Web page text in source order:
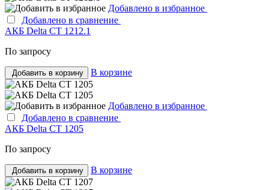
Добавлено в избранное
Добавлено в сравнение
АКБ Delta CT 1212.1
По запросу
Добавить в корзину В корзине
Добавлено в избранное
Добавлено в сравнение
АКБ Delta CT 1205
По запросу
Добавить в корзину В корзине